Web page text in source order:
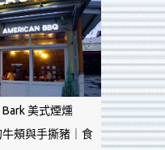
美式煙燻
頰與手撕豬｜食